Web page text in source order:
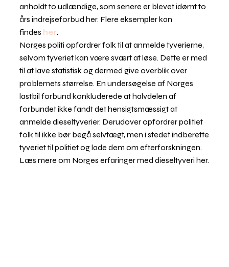
anholdt to udlændige, som senere er blevet idømt to
års indrejseforbud her. Flere eksempler kan
findes her.
Norges politi opfordrer folk til at anmelde tyverierne,
selvom tyveriet kan være svært at løse. Dette er med
til at lave statistisk og dermed give overblik over
problemets størrelse. En undersøgelse af Norges
lastbil forbund konkluderede at halvdelen af
forbundet ikke fandt det hensigtsmæssigt at
anmelde dieseltyverier. Derudover opfordrer politiet
folk til ikke bør begå selvtægt, men i stedet indberette
tyveriet til politiet og lade dem om efterforskningen.
Læs mere om Norges erfaringer med dieseltyveri her.